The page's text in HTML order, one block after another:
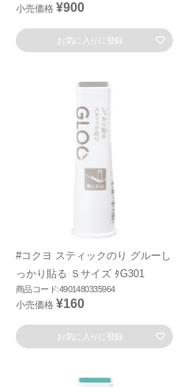
小売価格 ¥900
お気に入りに登録
#コクヨ スティックのり グルーし
っかり貼る Ｓサイズ ﾀG301
商品コード:4901480335964
小売価格 ¥160
お気に入りに登録